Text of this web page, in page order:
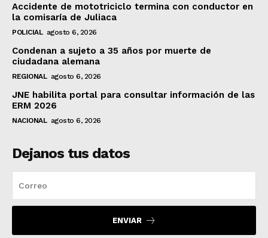
Accidente de mototriciclo termina con conductor en
la comisaría de Juliaca
POLICIAL agosto 6, 2026
Condenan a sujeto a 35 años por muerte de
ciudadana alemana
REGIONAL agosto 6, 2026
JNE habilita portal para consultar información de las
ERM 2026
NACIONAL agosto 6, 2026
Dejanos tus datos
ENVIAR